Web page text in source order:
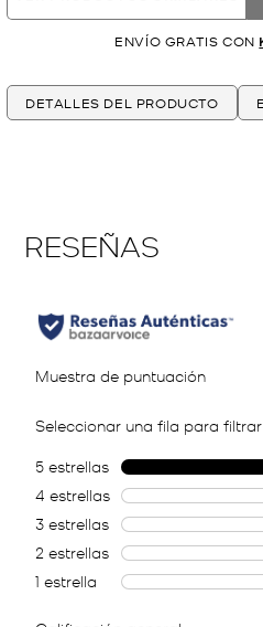
ENVÍO GRATIS CON
DETALLES DEL PRODUCTO